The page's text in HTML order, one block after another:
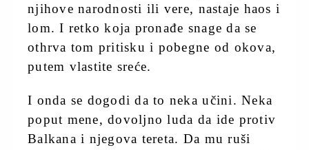
njihove narodnosti ili vere, nastaje haos i
lom. I retko koja pronađe snage da se
othrva tom pritisku i pobegne od okova,
putem vlastite sreće.
I onda se dogodi da to neka učini. Neka
poput mene, dovoljno luda da ide protiv
Balkana i njegova tereta. Da mu ruši